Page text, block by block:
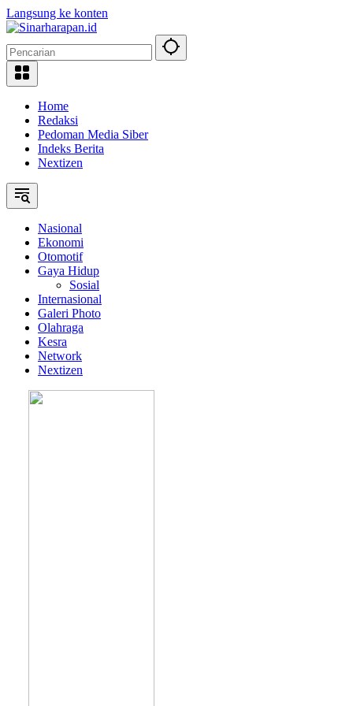
Langsung ke konten
Home
Redaksi
Pedoman Media Siber
Indeks Berita
Nextizen
Nasional
Ekonomi
Otomotif
Gaya Hidup
Sosial
Internasional
Galeri Photo
Olahraga
Kesra
Network
Nextizen